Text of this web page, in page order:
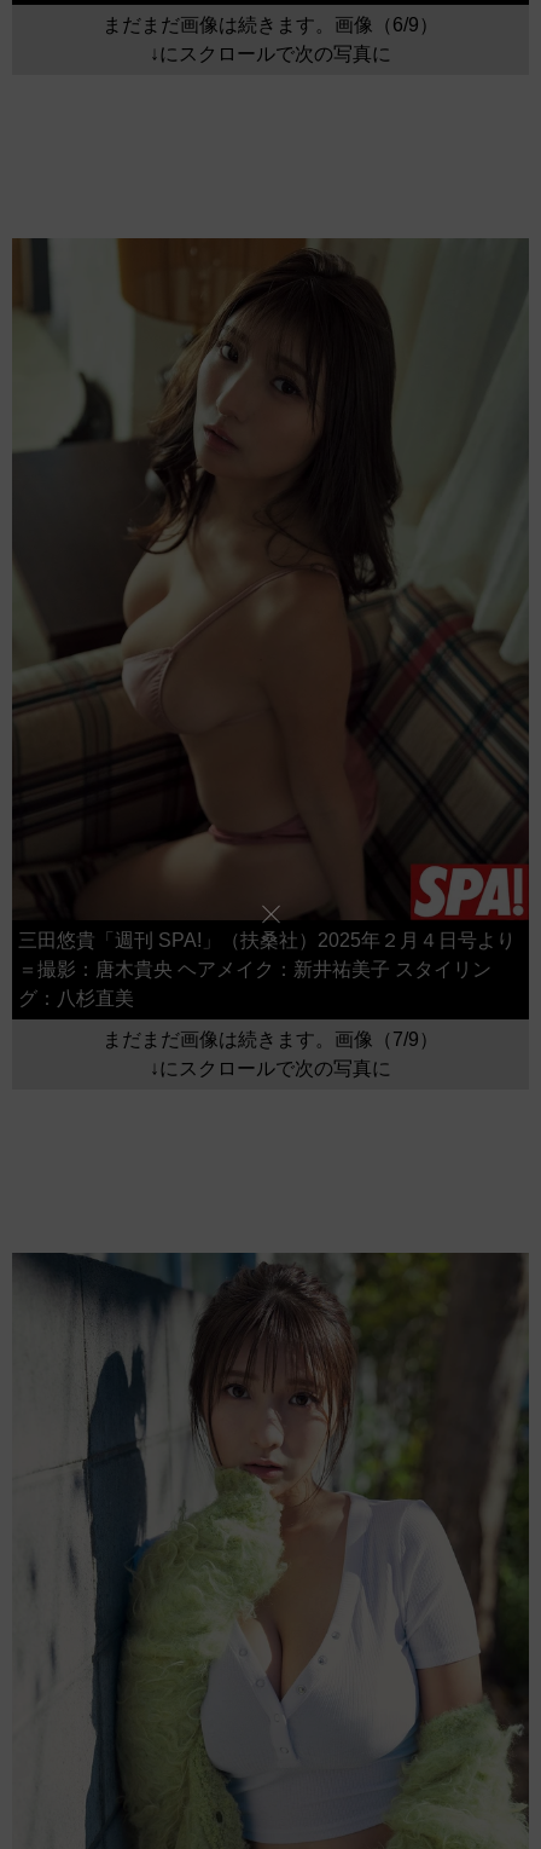
まだまだ画像は続きます。画像（6/9）
↓にスクロールで次の写真に
三田悠貴「週刊 SPA!」（扶桑社）2025年２月４日号より
＝撮影：唐木貴央 ヘアメイク：新井祐美子 スタイリン
グ：八杉直美
まだまだ画像は続きます。画像（7/9）
↓にスクロールで次の写真に